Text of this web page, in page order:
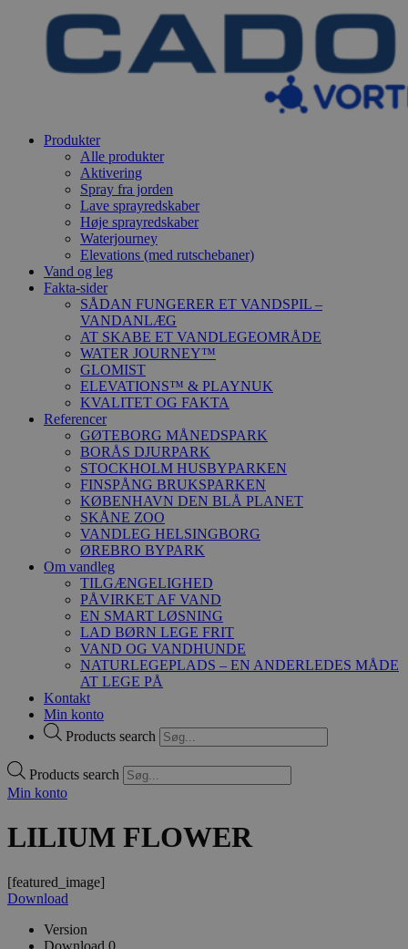
Produkter
Alle produkter
Aktivering
Spray fra jorden
Lave sprayredskaber
Høje sprayredskaber
Waterjourney
Elevations (med rutschebaner)
Vand og leg
Fakta-sider
SÅDAN FUNGERER ET VANDSPIL –
VANDANLÆG
AT SKABE ET VANDLEGEOMRÅDE
WATER JOURNEY™
GLOMIST
ELEVATIONS™ & PLAYNUK
KVALITET OG FAKTA
Referencer
GØTEBORG MÅNEDSPARK
BORÅS DJURPARK
STOCKHOLM HUSBYPARKEN
FINSPÅNG BRUKSPARKEN
KØBENHAVN DEN BLÅ PLANET
SKÅNE ZOO
VANDLEG HELSINGBORG
ØREBRO BYPARK
Om vandleg
TILGÆNGELIGHED
PÅVIRKET AF VAND
EN SMART LØSNING
LAD BØRN LEGE FRIT
VAND OG VANDHUNDE
NATURLEGEPLADS – EN ANDERLEDES MÅDE
AT LEGE PÅ
Kontakt
Min konto
Products search
Products search
Min konto
LILIUM FLOWER
[featured_image]
Download
Version
Download 0